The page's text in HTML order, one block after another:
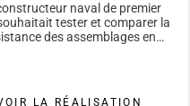
naval de premier
tester et comparer la
des assemblages en
SAS pour son expertise
LA RÉALISATION